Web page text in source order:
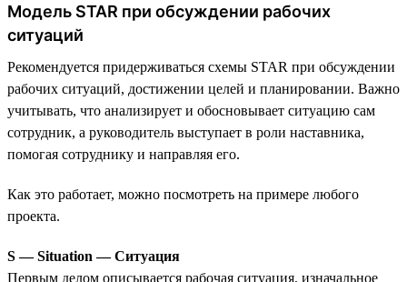
Модель STAR при обсуждении рабочих
ситуаций
Рекомендуется придерживаться схемы STAR при обсуждении
рабочих ситуаций, достижении целей и планировании. Важно
учитывать, что анализирует и обосновывает ситуацию сам
сотрудник, а руководитель выступает в роли наставника,
помогая сотруднику и направляя его.
Как это работает, можно посмотреть на примере любого
проекта.
S — Situation — Ситуация
Первым делом описывается рабочая ситуация, изначальное